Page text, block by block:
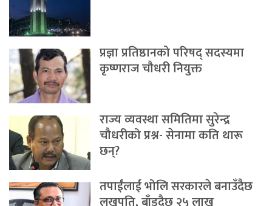
प्रज्ञा प्रतिष्ठानको परिषद् सदस्यमा
कृष्णराज चौधरी नियुक्त
राज्य व्यवस्था समितिमा सुरेन्द्र
चौधरीको प्रश्न- सेनामा कति थारू
छन्?
तपाईंलाई भोलि सरकारले बनाउँदैछ